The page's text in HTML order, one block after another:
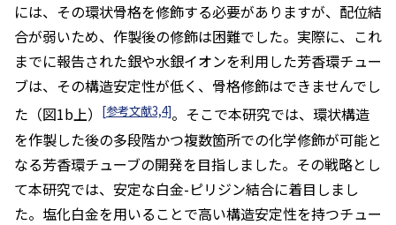
には、その環状骨格を修飾する必要がありますが、配位結
合が弱いため、作製後の修飾は困難でした。実際に、これ
までに報告された銀や水銀イオンを利用した芳香環チュー
ブは、その構造安定性が低く、骨格修飾はできませんでし
た（図1b上）
[参考文献3,4]。そこで本研究では、環状構造
を作製した後の多段階かつ複数箇所での化学修飾が可能と
なる芳香環チューブの開発を目指しました。その戦略とし
て本研究では、安定な白金-ピリジン結合に着目しまし
た。塩化白金を用いることで高い構造安定性を持つチュー